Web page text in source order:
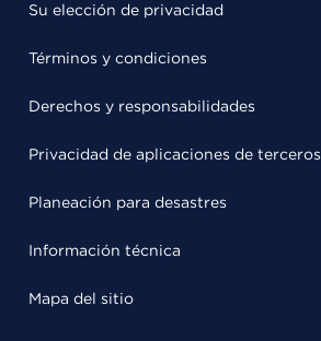
Su elección de privacidad
Términos y condiciones
Derechos y responsabilidades
Privacidad de aplicaciones de terceros
Planeación para desastres
Información técnica
Mapa del sitio